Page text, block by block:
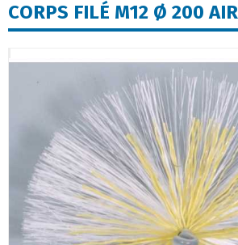
CORPS FILÉ M12 Ø 200